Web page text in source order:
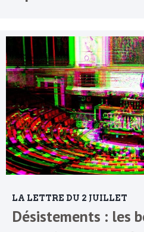
LA LETTRE DU 2 JUILLET
Désistements : les